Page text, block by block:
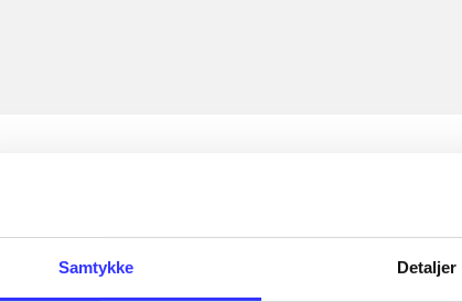
Samtykke Detaljer
...